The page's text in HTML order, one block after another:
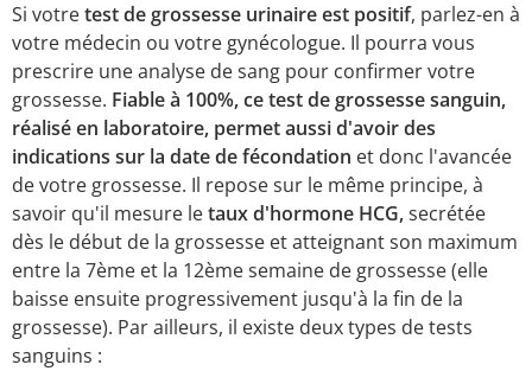
Si votretest de grossesse urinaire est positif, parlez-en à
votre médecin ou votre gynécologue. Il pourra vous
prescrire une analyse de sang pour confirmer votre
grossesse. Fiable à 100%, ce test de grossesse sanguin,
réalisé en laboratoire, permet aussi d'avoir des
indications sur la date de fécondation et donc l'avancée
de votre grossesse. Il repose sur le même principe, à
savoir qu'il mesure letaux d'hormone HCG,secrétée
dès le début de la grossesse et atteignant son maximum
entre la 7ème et la 12ème semaine de grossesse (elle
baisse ensuite progressivement jusqu'à la fin de la
grossesse). Par ailleurs, il existe deux types de tests
sanguins :